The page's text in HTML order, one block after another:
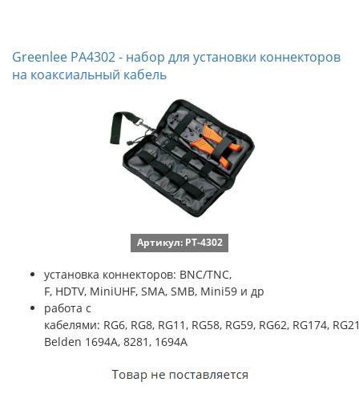
Greenlee PA4302 - набор для установки коннекторов
на коаксиальный кабель
Артикул: PT-4302
установка коннекторов: BNC/TNC,
F, HDTV, MiniUHF, SMA, SMB, Mini59 и др
работа с
кабелями: RG6, RG8, RG11, RG58, RG59, RG62, RG174,
Belden 1694A, 8281, 1694A